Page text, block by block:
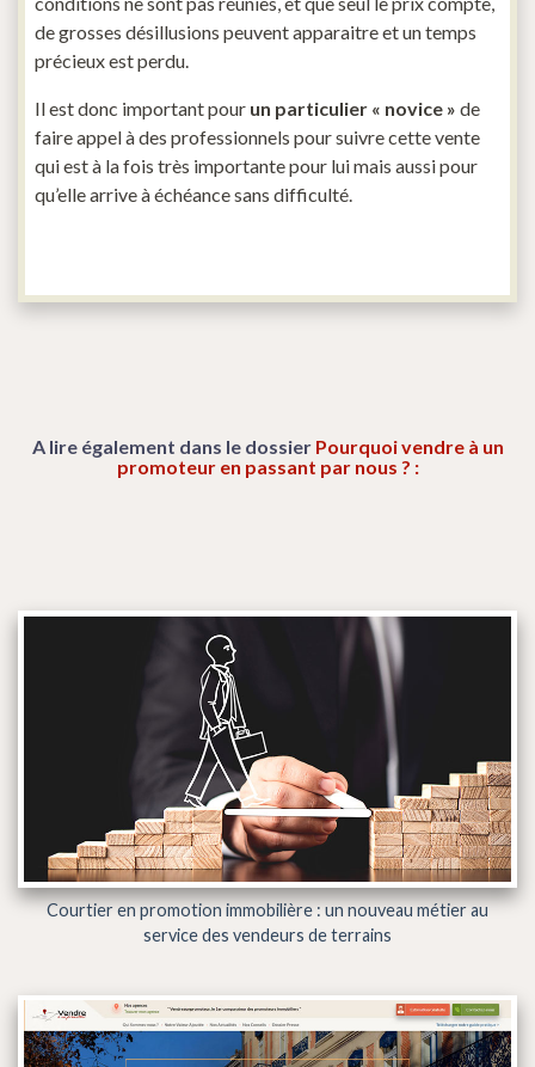
de grosses désillusions peuvent apparaitre et un temps
précieux est perdu.
Il est donc important pour un particulier « novice » de
faire appel à des professionnels pour suivre cette vente
qui est à la fois très importante pour lui mais aussi pour
qu’elle arrive à échéance sans difficulté.
A lire également dans le dossier Pourquoi vendre à un
promoteur en passant par nous ? :
Courtier en promotion immobilière : un nouveau métier au
service des vendeurs de terrains